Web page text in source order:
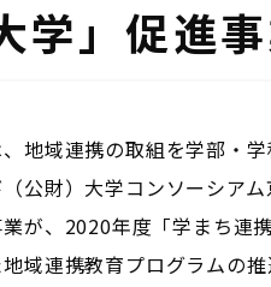
学」促進
地域連携の取組を学部・
公財）大学コンソーシア
が、2020年度「学まち連
域連携教育プログラムの推